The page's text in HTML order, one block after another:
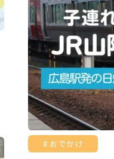
おでかけ